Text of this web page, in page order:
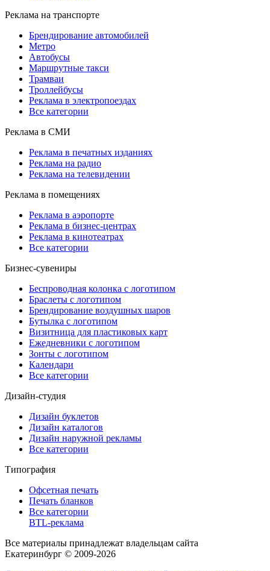
Реклама на транспорте
Брендирование автомобилей
Метро
Автобусы
Маршрутные такси
Трамваи
Троллейбусы
Реклама в электропоездах
Все категории
Реклама в СМИ
Реклама в печатных изданиях
Реклама на радио
Реклама на телевидении
Реклама в помещениях
Реклама в аэропорте
Реклама в бизнес-центрах
Реклама в кинотеатрах
Все категории
Бизнес-сувениры
Беспроводная колонка с логотипом
Браслеты с логотипом
Брендирование воздушных шаров
Бутылка с логотипом
Визитница для пластиковых карт
Ежедневники с логотипом
Зонты с логотипом
Календари
Все категории
Дизайн-студия
Дизайн буклетов
Дизайн каталогов
Дизайн наружной рекламы
Все категории
Типография
Офсетная печать
Печать бланков
Все категории
BTL-реклама
Все материалы принадлежат владельцам сайта
Екатеринбург © 2009-2026